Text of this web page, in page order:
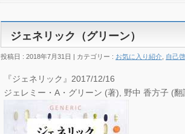
ジェネリック（グリーン）
投稿日 : 2018年7月31日 | カテゴリー : お気に入り紹介 自己
『ジェネリック』2017/12/16
ジェレミー・A・グリーン (著), 野中 香方子 (翻